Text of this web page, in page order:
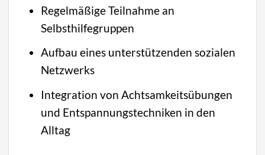
Regelmäßige Teilnahme an
Selbsthilfegruppen
Aufbau eines unterstützenden sozialen
Netzwerks
Integration von Achtsamkeitsübungen
und Entspannungstechniken in den
Alltag